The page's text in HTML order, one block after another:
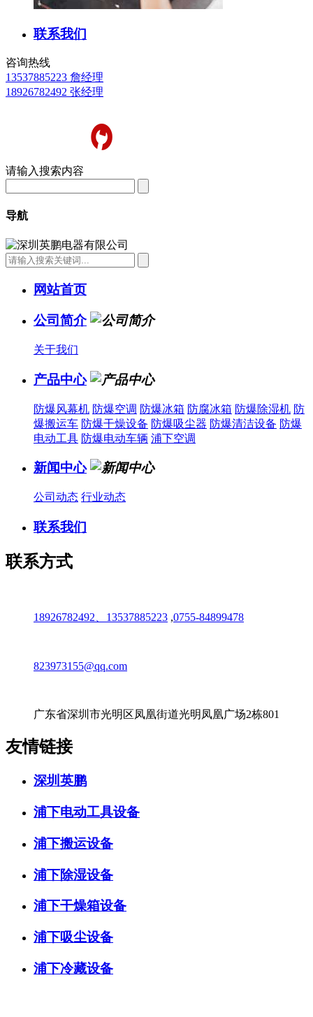
联系我们
咨询热线
13537885223 詹经理
18926782492 张经理
请输入搜索内容
导航
网站首页
公司简介
关于我们
产品中心
防爆风幕机 防爆空调 防爆冰箱 防腐冰箱 防爆除湿机 防
爆搬运车 防爆干燥设备 防爆吸尘器 防爆清洁设备 防爆
电动工具 防爆电动车辆 浦下空调
新闻中心
公司动态 行业动态
联系我们
联系方式
18926782492、13537885223 ,0755-84899478
823973155@qq.com
广东省深圳市光明区凤凰街道光明凤凰广场2栋801
友情链接
深圳英鹏
浦下电动工具设备
浦下搬运设备
浦下除湿设备
浦下干燥箱设备
浦下吸尘设备
浦下冷藏设备